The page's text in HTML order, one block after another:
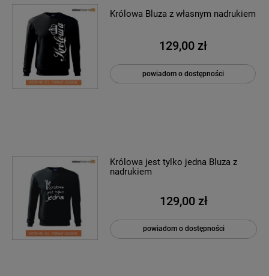
Królowa Bluza z własnym nadrukiem
129,00 zł
powiadom o dostępności
Królowa jest tylko jedna Bluza z
nadrukiem
129,00 zł
powiadom o dostępności